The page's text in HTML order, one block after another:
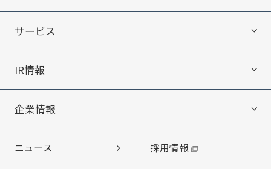
サービス
サービス
エキテン byGMOについて
ITオフショア開発
IR情報
IR情報
IRニュース
企業情報
企業情報
ニュース 採用情報